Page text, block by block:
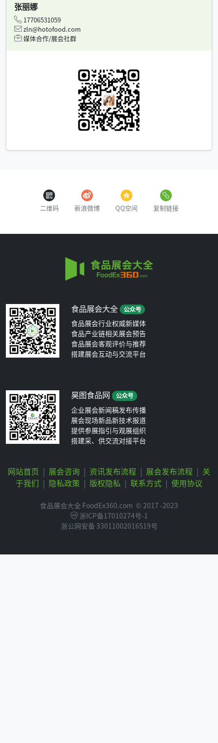
张丽娜
17706531059
zln@hotofood.com
媒体合作/展会社群
二维码 新浪微博 QQ空间 复制链接
食品展会大全 公众号
食品展会行业权威新媒体
食品产业链相关展会预告
食品展会客观评价与推荐
搭建展会互动与交流平台
昊图食品网 公众号
企业展会新闻稿发布传播
展会现场新品新技术报道
提供参展指引与观展组织
搭建采、供交流对接平台
网站首页 | 展会咨询 | 资讯发布流程 | 展会发布流程 | 关
于我们 | 隐私政策 | 版权隐私 | 联系方式 | 使用协议
食品展会大全 FoodEx360.com © 2017 -2023
浙ICP备17010274号-1
浙公网安备 33011002016519号